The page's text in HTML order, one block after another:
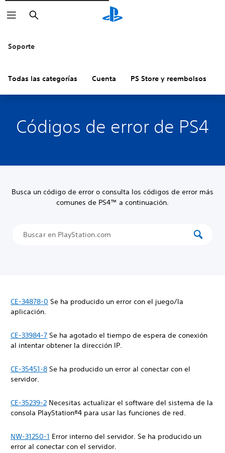
Buscar
Soporte
Todas las categorías Cuenta PS Store y reembolsos
Códigos de error de PS4
Busca un código de error o consulta los códigos de error más
comunes de PS4™ a continuación.
CE-34878-0 Se ha producido un error con el juego/la
aplicación.
CE-33984-7 Se ha agotado el tiempo de espera de conexión
al intentar obtener la dirección IP.
CE-35451-8 Se ha producido un error al conectar con el
servidor.
CE-35239-2 Necesitas actualizar el software del sistema de la
consola PlayStation®4 para usar las funciones de red.
NW-31250-1 Error interno del servidor. Se ha producido un
error al conectar con el servidor.